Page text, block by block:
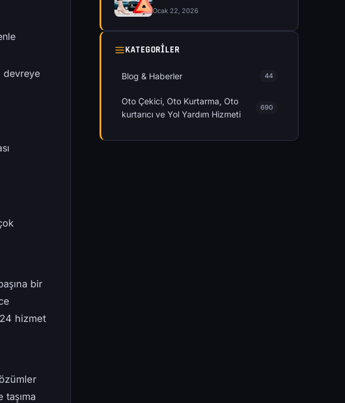
devreye
bir
hizmet
Ocak 22, 2026
KATEGORILER
Blog & Haberler 44
Oto Çekici, Oto Kurtarma, Oto
kurtarıcı ve Yol Yardım Hizmeti
690